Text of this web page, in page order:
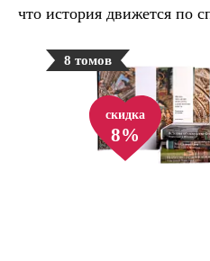
что история движется по
8 томов
скидка
8%